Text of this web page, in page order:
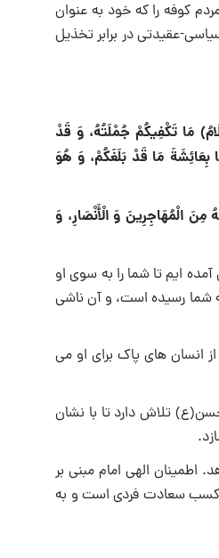
کوفه را که خود به عنوان
عقیدتی در برابر تخذیل
مَا تَكْفِيكُمْ جُمْلَتُهُ، وَ قَدْ
بِعَائِشَةَ مَا قَدْ بَلَغَكُمْ، وَ هُوَ
الْمُهَاجِرِينَ وَ الْأَنْصَارِ، وَ
ایم تا شما را به سوی او
شما رسیده است، و آن ناشی
انسان های پاک برای او می
تلاش دارد تا با نشان
الهی امام مبنی بر
کسب سعادت فردی است و به